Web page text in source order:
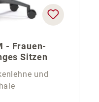
- Frauen-
Sitzen
und